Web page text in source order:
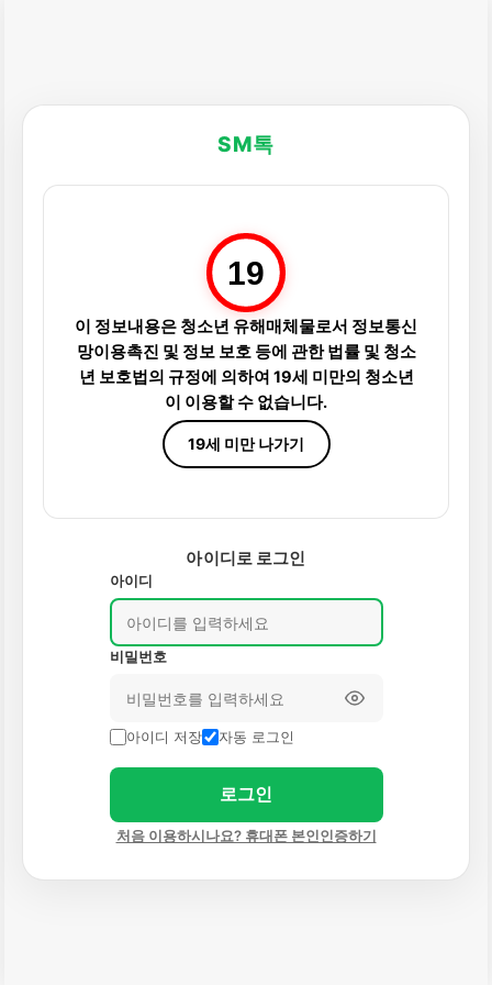
SM톡
19
이 정보내용은 청소년 유해매체물로서 정보통신
망이용촉진 및 정보 보호 등에 관한 법률 및 청소
년 보호법의 규정에 의하여 19세 미만의 청소년
이 이용할 수 없습니다.
19세 미만 나가기
아이디로 로그인
아이디
비밀번호
아이디 저장 자동 로그인
로그인
처음 이용하시나요? 휴대폰 본인인증하기